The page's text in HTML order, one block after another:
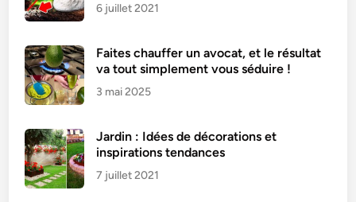
6 juillet 2021
Faites chauffer un avocat, et le résultat
va tout simplement vous séduire !
3 mai 2025
Jardin : Idées de décorations et
inspirations tendances
7 juillet 2021